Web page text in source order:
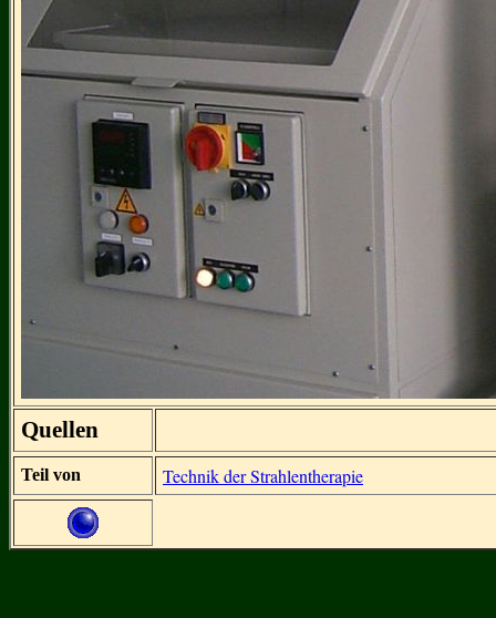
Quellen
Teil von Technik der Strahlentherapie